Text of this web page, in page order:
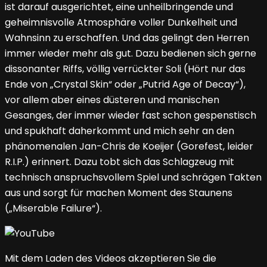
ist darauf ausgerichtet, eine unheilbringende und
geheimnisvolle Atmosphäre voller Dunkelheit und
Wahnsinn zu erschaffen. Und das gelingt den Herren
immer wieder mehr als gut. Dazu bedienen sich gerne
dissonanter Riffs, völlig verrückter Soli (Hört nur das
Ende von „Crystal Skin“ oder „Putrid Age of Decay“),
vor allem aber eines düsteren und manischen
Gesanges, der immer wieder fast schon gespenstisch
und spukhaft daherkommt und mich sehr an den
phänomenalen Jan-Chris de Koeijer (Gorefest, leider
R.I.P.) erinnert. Dazu tobt sich das Schlagzeug mit
technisch anspruchsvollem Spiel und schrägen Takten
aus und sorgt für machen Moment des Staunens
(„Miserable Failure“).
Mit dem Laden des Videos akzeptieren Sie die